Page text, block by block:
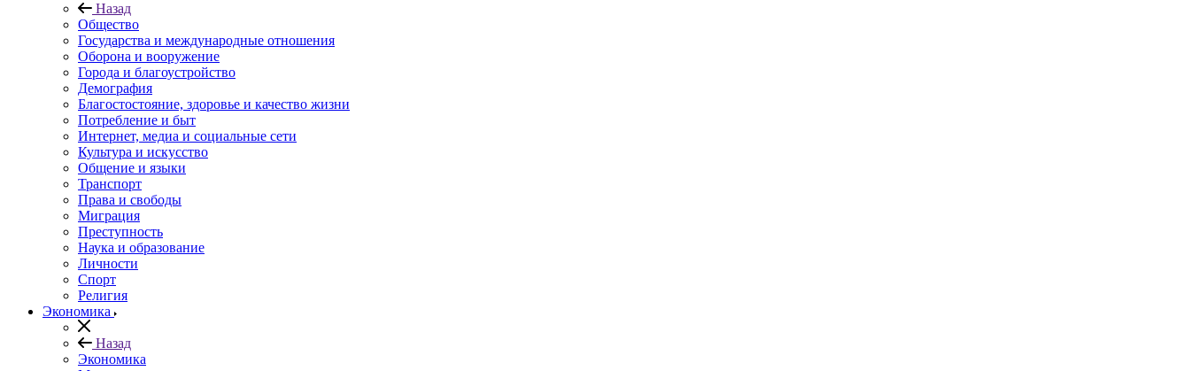
Назад
Общество
Государства и международные отношения
Оборона и вооружение
Города и благоустройство
Демография
Благостостояние, здоровье и качество жизни
Потребление и быт
Интернет, медиа и социальные сети
Культура и искусство
Общение и языки
Транспорт
Права и свободы
Миграция
Преступность
Наука и образование
Личности
Спорт
Религия
Экономика
Назад
Экономика